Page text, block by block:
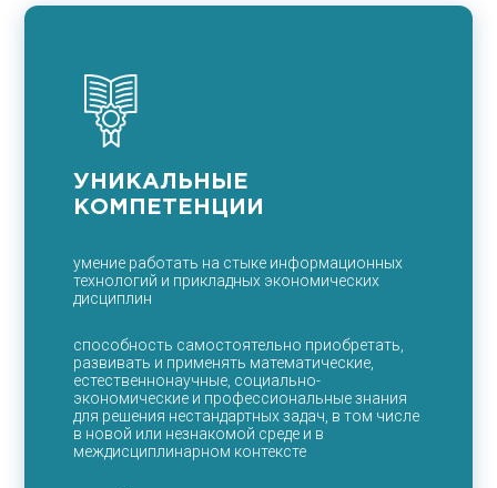
УНИКАЛЬНЫЕ
КОМПЕТЕНЦИИ
умение работать на стыке информационных
технологий и прикладных экономических
дисциплин
способность самостоятельно приобретать,
развивать и применять математические,
естественнонаучные, социально-
экономические и профессиональные знания
для решения нестандартных задач, в том числе
в новой или незнакомой среде и в
междисциплинарном контексте